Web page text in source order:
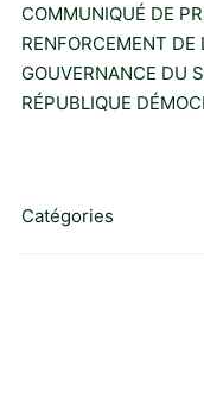
COMMUNIQUÉ DE
RENFORCEMENT DE
GOUVERNANCE DU
RÉPUBLIQUE
Catégories